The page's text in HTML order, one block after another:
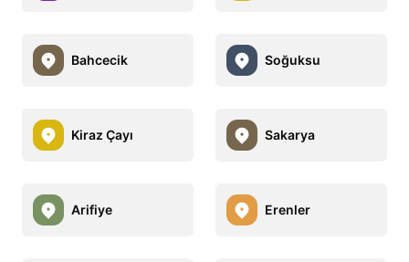
Bahcecik Soğuksu
Kiraz Çayı Sakarya
Arifiye Erenler